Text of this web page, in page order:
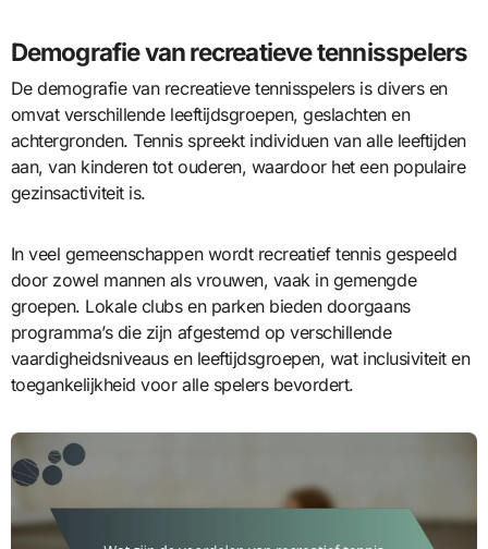
Demografie van recreatieve tennisspelers
De demografie van recreatieve tennisspelers is divers en
omvat verschillende leeftijdsgroepen, geslachten en
achtergronden. Tennis spreekt individuen van alle leeftijden
aan, van kinderen tot ouderen, waardoor het een populaire
gezinsactiviteit is.
In veel gemeenschappen wordt recreatief tennis gespeeld
door zowel mannen als vrouwen, vaak in gemengde
groepen. Lokale clubs en parken bieden doorgaans
programma’s die zijn afgestemd op verschillende
vaardigheidsniveaus en leeftijdsgroepen, wat inclusiviteit en
toegankelijkheid voor alle spelers bevordert.